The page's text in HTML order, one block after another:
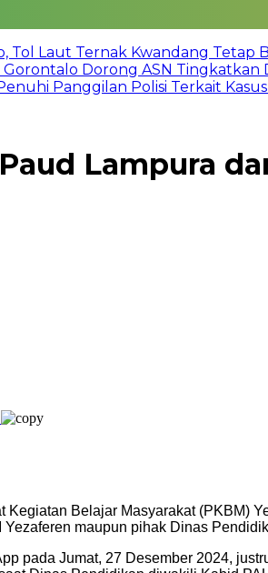
Laut Ternak Kwandang Tetap
Dorong ASN Tingkatkan
Panggilan Polisi Terkait
Lampura
Belajar Masyarakat (PKBM)
maupun pihak Dinas
pada Jumat, 27 Desember 2024,